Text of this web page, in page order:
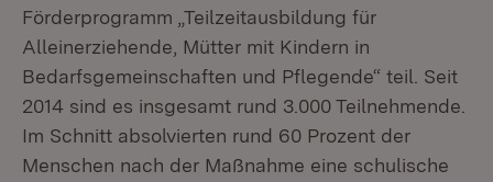
Förderprogramm „Teilzeitausbildung für
Alleinerziehende, Mütter mit Kindern in
Bedarfsgemeinschaften und Pflegende“ teil. Seit
2014 sind es insgesamt rund 3.000 Teilnehmende.
Im Schnitt absolvierten rund 60 Prozent der
Menschen nach der Maßnahme eine schulische